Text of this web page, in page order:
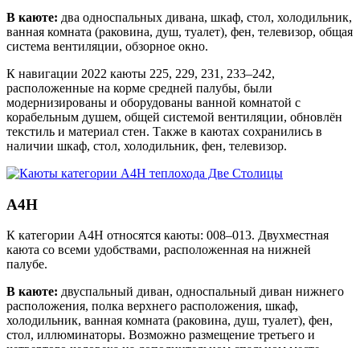
В каюте: два односпальных дивана, шкаф, стол, холодильник,
ванная комната (раковина, душ, туалет), фен, телевизор, общая
система вентиляции, обзорное окно.
К навигации 2022 каюты 225, 229, 231, 233–242,
расположенные на корме средней палубы, были
модернизированы и оборудованы ванной комнатой с
корабельным душем, общей системой вентиляции, обновлён
текстиль и материал стен. Также в каютах сохранились в
наличии шкаф, стол, холодильник, фен, телевизор.
А4Н
К категории А4Н относятся каюты: 008–013. Двухместная
каюта со всеми удобствами, расположенная на нижней
палубе.
В каюте: двуспальный диван, односпальный диван нижнего
расположения, полка верхнего расположения, шкаф,
холодильник, ванная комната (раковина, душ, туалет), фен,
стол, иллюминаторы. Возможно размещение третьего и